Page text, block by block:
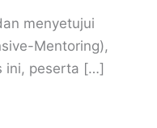
menyetujui
Mentoring),
ini, peserta […]